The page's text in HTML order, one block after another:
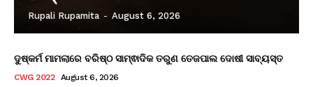
Rupali Rupamita - August 6, 2026
ଦୁଷ୍କର୍ମ ମାମଲାରେ ବରିଷ୍ଠ ସାମ୍ଵାଦିକ ତରୁଣ ତେଜପାଲ ଦୋଷୀ ସାବ୍ୟସ୍ତ
CWG 2022 August 6, 2026